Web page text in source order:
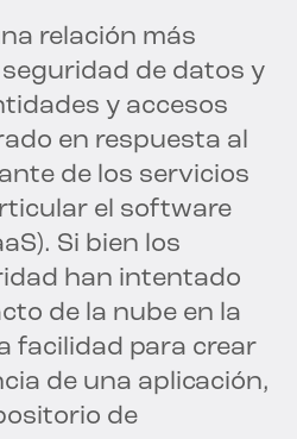
relación más
de datos y
y accesos
en respuesta al
de los servicios
el software
Si bien los
han intentado
de la nube en la
facilidad para crear
de una aplicación,
de